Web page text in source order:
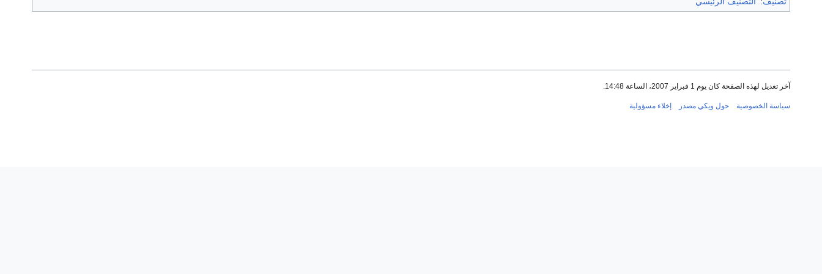
آخر تعديل لهذه الصفحة كان يوم 1 فبراير 2007، الساعة 14:48.
سياسة الخصوصية حول ويكي مصدر إخلاء مسؤولية